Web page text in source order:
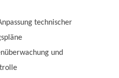
technischer
und